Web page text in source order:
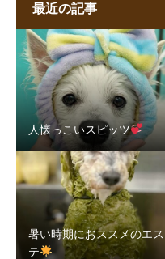
最近の記事
人懐っこいスピッツ
暑い時期におススメのエス
テ